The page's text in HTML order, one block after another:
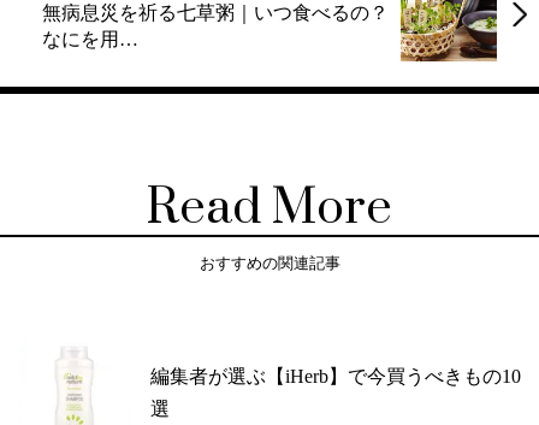
無病息災を祈る七草粥｜いつ食べるの？
なにを用…
Read More
おすすめの関連記事
編集者が選ぶ【iHerb】で今買うべきもの10
選